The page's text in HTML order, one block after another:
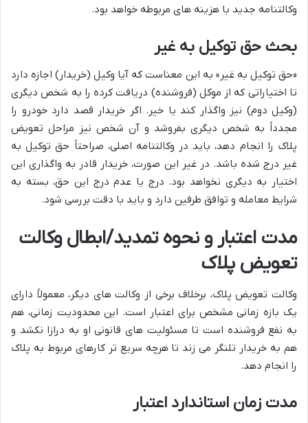
وکالتنامه جدید با هزینه های مربوطه خواهد بود.
بحث حق توکیل به غیر
«حق توکیل به غیر» به این معناست که آیا وکیل (خریدار) اجازه دارد
تا اختیاراتی که از موکل (فروشنده) دریافت کرده را به شخص دیگری
(وکیل دوم) نیز واگذار کند یا خیر. اگر خریدار قصد دارد خودرو را
مجدداً به شخص دیگری بفروشد و آن شخص نیز مراحل تعویض
پلاک را انجام دهد، باید در وکالتنامه اصلی، صراحتاً حق توکیل به
غیر درج شده باشد. در غیر این صورت، خریدار قادر به واگذاری این
اختیار به دیگری نخواهد بود. درج یا عدم درج این حق، بسته به
شرایط معامله و توافق طرفین دارد و باید با دقت بررسی شود.
مدت اعتبار و نحوه تمدید/ابطال وکالت
تعویض پلاک
وکالت تعویض پلاک، برخلاف برخی از وکالت های دیگر، معمولاً دارای
یک بازه زمانی مشخص برای اعتبار است. این محدودیت زمانی، هم
به نفع فروشنده است تا مسئولیت های قانونی او به درازا نکشد و
هم به خریدار تلنگر می زند تا هرچه سریع تر کارهای مربوط به پلاک
را انجام دهد.
مدت زمان استاندارد اعتبار